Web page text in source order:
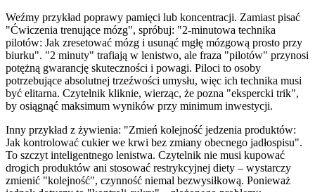
Weźmy przykład poprawy pamięci lub koncentracji. Zamiast pisać
"Ćwiczenia trenujące mózg", spróbuj: "2-minutowa technika
pilotów: Jak zresetować mózg i usunąć mgłę mózgową prosto przy
biurku". "2 minuty" trafiają w lenistwo, ale fraza "pilotów" przynosi
potężną gwarancję skuteczności i powagi. Piloci to osoby
potrzebujące absolutnej trzeźwości umysłu, więc ich technika musi
być elitarna. Czytelnik kliknie, wierząc, że pozna "ekspercki trik",
by osiągnąć maksimum wyników przy minimum inwestycji.
Inny przykład z żywienia: "Zmień kolejność jedzenia produktów:
Jak kontrolować cukier we krwi bez zmiany obecnego jadłospisu".
To szczyt inteligentnego lenistwa. Czytelnik nie musi kupować
drogich produktów ani stosować restrykcyjnej diety – wystarczy
zmienić "kolejność", czynność niemal bezwysiłkową. Ponieważ